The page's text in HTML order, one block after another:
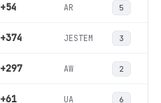
+54 AR 5
+374 JESTEM 3
+297 AW 2
+61 UA 6